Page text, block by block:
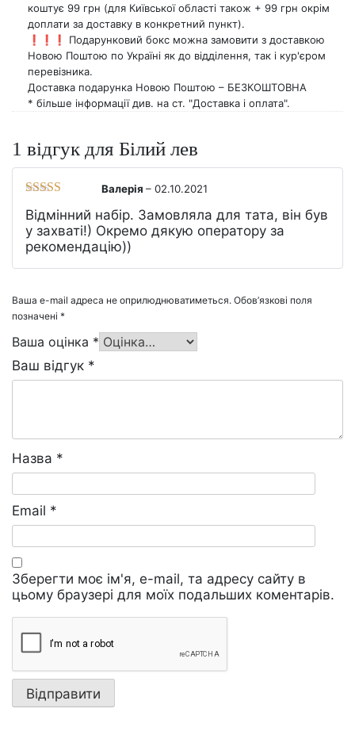
коштує 99 грн (для Київської області також + 99 грн окрім
доплати за доставку в конкретний пункт).
❗️❗️❗️ Подарунковий бокс можна замовити з доставкою
Новою Поштою по Україні як до відділення, так і кур'єром
перевізника.
Доставка подарунка Новою Поштою – БЕЗКОШТОВНА
* більше інформації див. на ст. "Доставка і оплата".
1 відгук для Білий лев
з 5
Валерія– 02.10.2021
Відмінний набір. Замовляла для тата, він був
у захваті!) Окремо дякую оператору за
рекомендацію))
Ваша e-mail адреса не оприлюднюватиметься. Обов’язкові поля
позначені *
Ваша оцінка *
Ваш відгук *
Назва *
Email *
Зберегти моє ім'я, e-mail, та адресу сайту в
цьому браузері для моїх подальших коментарів.